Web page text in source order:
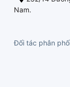
Nam.
Đối tác phân